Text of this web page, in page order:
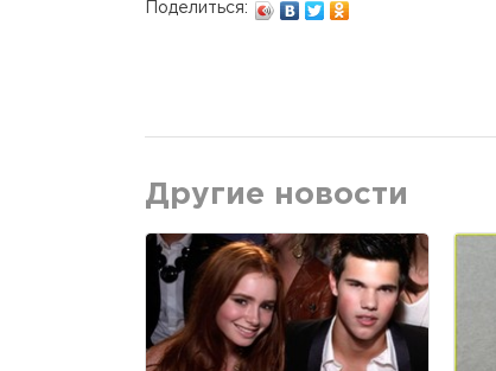
Поделиться:
Другие новости